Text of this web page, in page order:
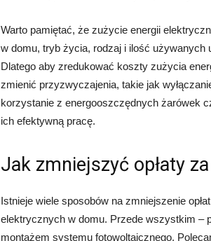
Warto pamiętać, że zużycie energii
w domu, tryb życia, rodzaj i ilość
Dlatego aby zredukować koszty zużycia
zmienić przyzwyczajenia, takie jak
korzystanie z energooszczędnych żarówek
ich efektywną pracę.
Jak zmniejszyć opłaty
Istnieje wiele sposobów na zmniejszenie
elektrycznych w domu. Przede wszystkim –
montażem systemu fotowoltaicznego.